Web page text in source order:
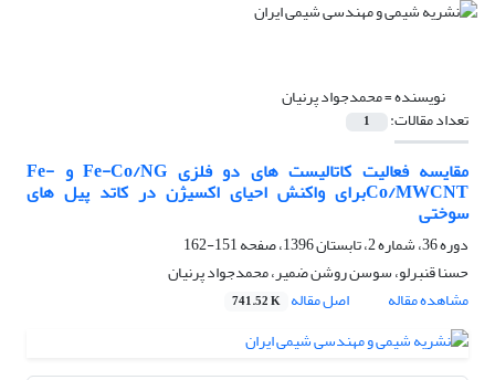
نویسنده =محمدجواد پرنیان
تعداد مقالات: 1
مقایسه فعالیت کاتالیست های دو فلزی Fe-Co/NG و Fe-
Co/MWCNTبرای واکنش احیای اکسیژن در کاتد پیل های
سوختی
دوره 36، شماره 2، تابستان 1396، صفحه
151-162
حسنا قنبرلو، سوسن روشن ضمیر، محمدجواد پرنیان
مشاهده مقاله
اصل مقاله 741.52 K